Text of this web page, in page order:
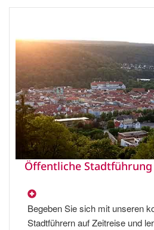
Öffentliche Stadtführung
Begeben Sie sich mit unseren
Stadtführern auf Zeitreise und